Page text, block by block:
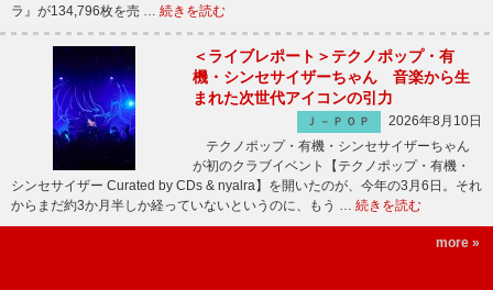
ラ』が134,796枚を売 … 続きを読む
＜ライブレポート＞テクノポップ・有
機・シンセサイザーちゃん 音楽から生
まれた次世代アイコンの引力
Ｊ－ＰＯＰ
2026年8月10日
テクノポップ・有機・シンセサイザーちゃん
が初のクラブイベント【テクノポップ・有機・
シンセサイザー Curated by CDs & nyalra】を開いたのが、今年の3月6日。それ
からまだ約3か月半しか経っていないというのに、もう … 続きを読む
more »